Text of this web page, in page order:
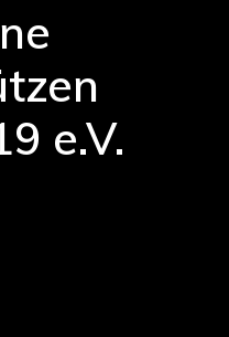
e.V.